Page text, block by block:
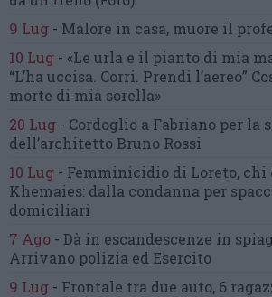
9 Lug - Malore in casa, muore il
10 Lug - «Le urla e il pianto di mia
“L’ha uccisa. Corri. Prendi l’aereo”
morte di mia sorella»
20 Lug - Cordoglio a Fabriano per la
dell’architetto Bruno Rossi
10 Lug - Femminicidio di Loreto, chi
Khemaies: dalla condanna per
domiciliari
7 Ago - Dà in escandescenze in
Arrivano polizia ed Esercito
9 Lug - Frontale tra due auto, 6